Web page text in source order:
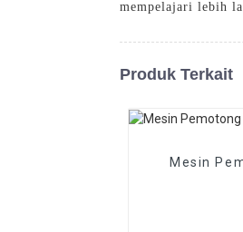
mempelajari lebih
Produk Terkait
Mesin